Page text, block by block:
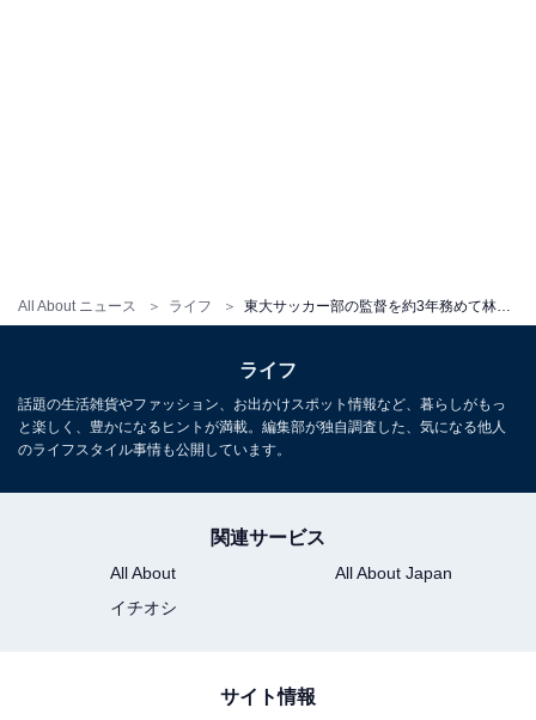
All About ニュース ライフ
ライフ
話題の生活雑貨やファッション、お出かけスポット情報など、暮らしがもっ
と楽しく、豊かになるヒントが満載。編集部が独自調査した、気になる他人
のライフスタイル事情も公開しています。
関連サービス
All About
All About Japan
イチオシ
サイト情報